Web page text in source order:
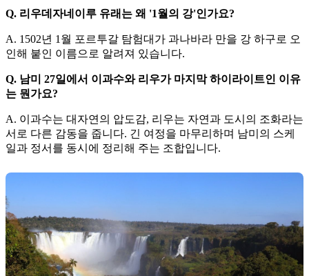
Q. 리우데자네이루 유래는 왜 '1월의 강'인가요?
A. 1502년 1월 포르투갈 탐험대가 과나바라 만을 강 하구로 오
인해 붙인 이름으로 알려져 있습니다.
Q. 남미 27일에서 이과수와 리우가 마지막 하이라이트인 이유
는 뭔가요?
A. 이과수는 대자연의 압도감, 리우는 자연과 도시의 조화라는
서로 다른 감동을 줍니다. 긴 여정을 마무리하며 남미의 스케
일과 정서를 동시에 정리해 주는 조합입니다.